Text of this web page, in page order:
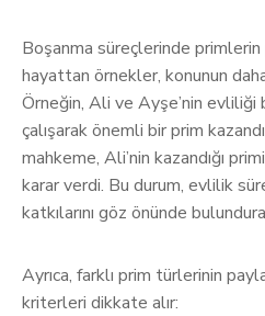
Boşanma süreçlerinde primlerin
hayattan örnekler, konunun
Örneğin, Ali ve Ayşe’nin
çalışarak önemli bir prim
mahkeme, Ali’nin kazandığı
karar verdi. Bu durum, evlilik
katkılarını göz önünde
Ayrıca, farklı prim türlerinin
kriterleri dikkate alır: